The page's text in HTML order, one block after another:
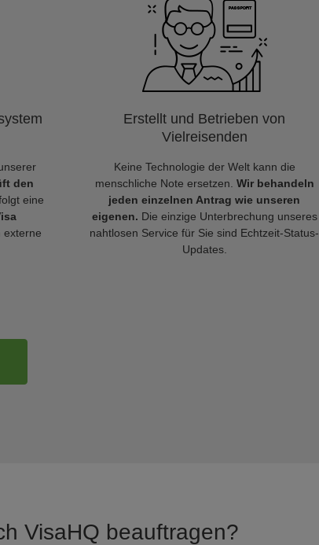
den
eine
externe
Erstellt und Betrieben von
Vielreisenden
Keine Technologie der Welt kann die
menschliche Note ersetzen. Wir behandeln
jeden einzelnen Antrag wie unseren
eigenen. Die einzige Unterbrechung unseres
nahtlosen Service für Sie sind Echtzeit-Status-
Updates.
VisaHQ beauftragen?